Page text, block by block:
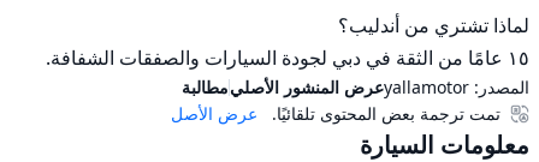
١٥ عامًا من الثقة في دبي لجودة السيارات والصفقات الشفافة.
المصدر: yallamotorعرض المنشور الأصليمطالبة
عرض الأصل
تمت ترجمة بعض المحتوى تلقائيًا.
معلومات السيارة